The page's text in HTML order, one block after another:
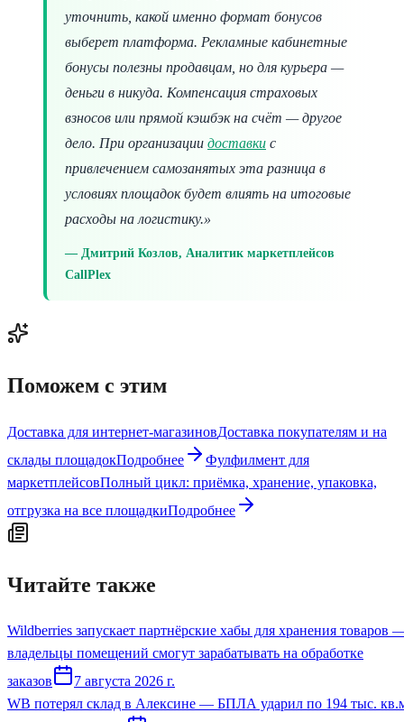
уточнить, какой именно формат бонусов
выберет платформа. Рекламные кабинетные
бонусы полезны продавцам, но для курьера —
деньги в никуда. Компенсация страховых
взносов или прямой кэшбэк на счёт — другое
дело. При организации доставки с
привлечением самозанятых эта разница в
условиях площадок будет влиять на итоговые
расходы на логистику.»
Дмитрий Козлов, Аналитик маркетплейсов
CallPlex
Поможем с этим
Доставка для интернет-магазиновДоставка покупателям и на
склады площадокПодробнее
Фулфилмент для
маркетплейсовПолный цикл: приёмка, хранение, упаковка,
отгрузка на все площадкиПодробнее
Читайте также
Wildberries запускает партнёрские хабы для хранения товаров
владельцы помещений смогут зарабатывать на обработке
заказов
7 августа 2026 г.
WB потерял склад в Алексине — БПЛА ударил по 194 тыс.